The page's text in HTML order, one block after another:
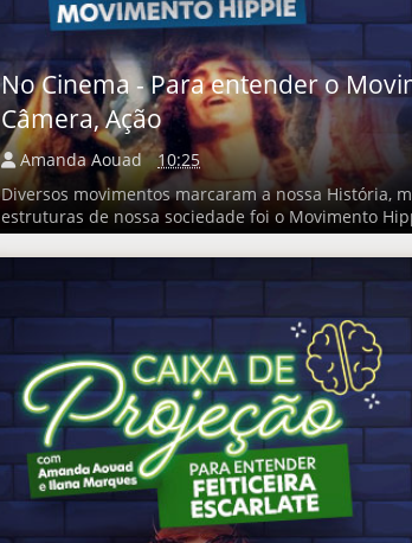
No Cinema - Para entender o
Câmera, Ação
Amanda Aouad
10:25
Diversos movimentos marcaram a nossa História,
estruturas de nossa sociedade foi o Movimento